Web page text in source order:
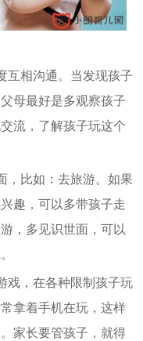
互相沟通。当发现孩子
母最好是多观察孩子
流，了解孩子玩这个
，比如：去旅游。如果
趣，可以多带孩子走
，多见识世面，可以
戏，在各种限制孩子玩
拿着手机在玩，这样
家长要管孩子，就得